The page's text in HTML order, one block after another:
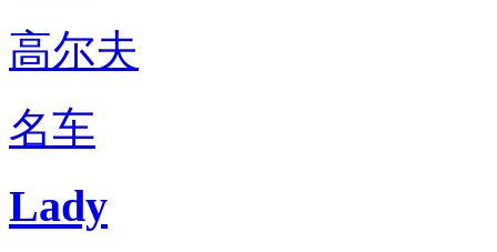
高尔夫
名车
Lady